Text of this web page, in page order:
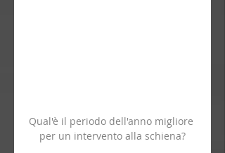
Qual'è il periodo dell'anno migliore
per un intervento alla schiena?